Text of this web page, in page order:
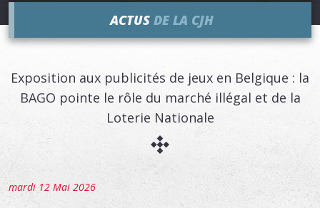
ACTUS DE LA CJH
Exposition aux publicités de jeux en Belgique : la
BAGO pointe le rôle du marché illégal et de la
Loterie Nationale
mardi 12 Mai 2026